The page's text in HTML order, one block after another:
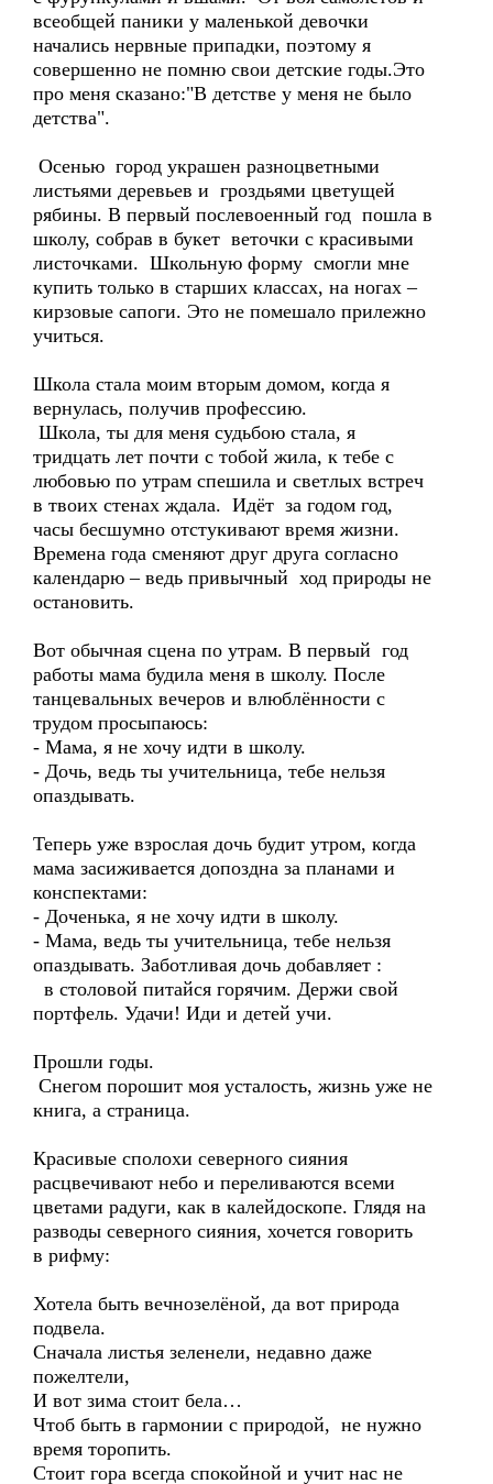
всеобщей паники у маленькой девочки
начались нервные припадки, поэтому я
совершенно не помню свои детские годы.Это
про меня сказано:"В детстве у меня не было
детства".
Осенью город украшен разноцветными
листьями деревьев и гроздьями цветущей
рябины. В первый послевоенный год пошла в
школу, собрав в букет веточки с красивыми
листочками. Школьную форму смогли мне
купить только в старших классах, на ногах –
кирзовые сапоги. Это не помешало прилежно
учиться.
Школа стала моим вторым домом, когда я
вернулась, получив профессию.
Школа, ты для меня судьбою стала, я
тридцать лет почти с тобой жила, к тебе с
любовью по утрам спешила и светлых встреч
в твоих стенах ждала. Идёт за годом год,
часы бесшумно отстукивают время жизни.
Времена года сменяют друг друга согласно
календарю – ведь привычный ход природы не
остановить.
Вот обычная сцена по утрам. В первый год
работы мама будила меня в школу. После
танцевальных вечеров и влюблённости с
трудом просыпаюсь:
- Мама, я не хочу идти в школу.
- Дочь, ведь ты учительница, тебе нельзя
опаздывать.
Теперь уже взрослая дочь будит утром, когда
мама засиживается допоздна за планами и
конспектами:
- Доченька, я не хочу идти в школу.
- Мама, ведь ты учительница, тебе нельзя
опаздывать. Заботливая дочь добавляет :
в столовой питайся горячим. Держи свой
портфель. Удачи! Иди и детей учи.
Прошли годы.
Снегом порошит моя усталость, жизнь уже не
книга, а страница.
Красивые сполохи северного сияния
расцвечивают небо и переливаются всеми
цветами радуги, как в калейдоскопе. Глядя на
разводы северного сияния, хочется говорить
в рифму:
Хотела быть вечнозелёной, да вот природа
подвела.
Сначала листья зеленели, недавно даже
пожелтели,
И вот зима стоит бела…
Чтоб быть в гармонии с природой, не нужно
время торопить.
Стоит гора всегда спокойной и учит нас не